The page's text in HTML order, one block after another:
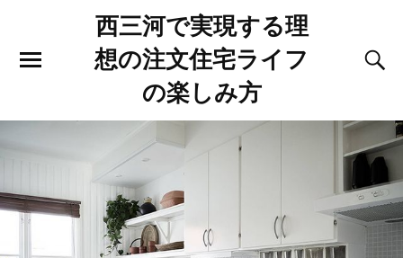
西三河で実現する理
想の注文住宅ライフ
の楽しみ方